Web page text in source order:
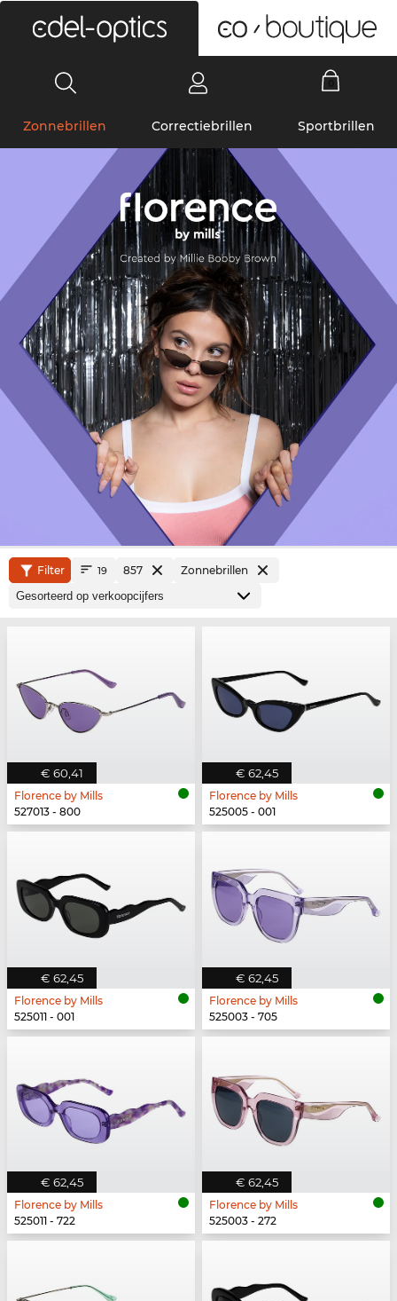
Zonnebrillen Correctiebrillen Sportbrillen
Filter 19 857 Zonnebrillen
€ 60,41
Florence by Mills
527013 - 800
€ 62,45
Florence by Mills
525005 - 001
€ 62,45
Florence by Mills
525011 - 001
€ 62,45
Florence by Mills
525003 - 705
€ 62,45
Florence by Mills
525011 - 722
€ 62,45
Florence by Mills
525003 - 272